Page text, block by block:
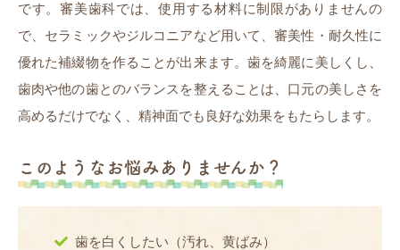
です。審美歯科では、使用する材料に制限がありませんの
で、セラミックやジルコニアなど用いて、審美性・耐久性に
優れた補綴物を作ることが出来ます。歯を綺麗に美しくし、
歯肉や他の歯とのバランスを整えることは、口元の美しさを
高めるだけでなく、精神面でも良好な効果をもたらします。
このようなお悩みありませんか？
歯を白くしたい（汚れ、黄ばみ）